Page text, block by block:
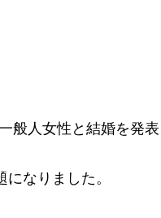
般人女性と結婚を発
なりました。